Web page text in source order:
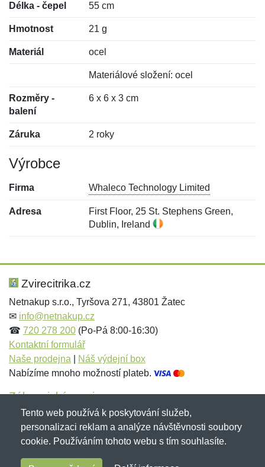
Délka - čepel 55 cm
Hmotnost 21 g
Materiál ocel
Materiálové složení: ocel
Rozměry -
balení
6 x 6 x 3 cm
Záruka 2 roky
Výrobce
Firma Whaleco Technology Limited
Adresa
First Floor, 25 St. Stephens Green,
Dublin, Ireland
Hodnocení:
Jméno: *
Zpráva*
Jméno:
E-mail:*
Zvirecitrika.cz
Netnakup s.r.o., Tyršova 271, 43801 Žatec
✉ info@netnakup.cz
☎ 720 278 200 (Po-Pá 8:00-16:30)
Kontaktní formulář
Naše prodejna
Náš výdejní box
Nabízíme mnoho možností plateb.
Zákaznický servis
Novinky emailem
Tento web používá k poskytování služeb,
personalizaci reklam a analýze návštěvnosti soubory
cookie. Používáním tohoto webu s tím souhlasíte.